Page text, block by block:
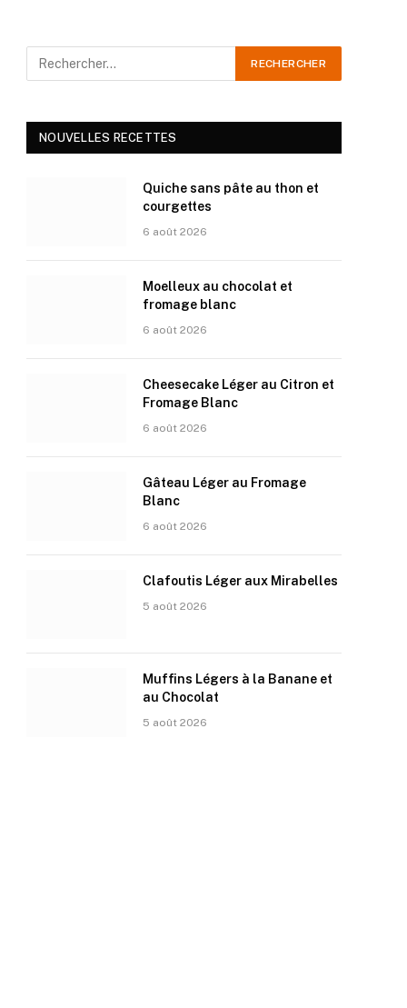
NOUVELLES RECETTES
Quiche sans pâte au thon et
courgettes
6 août 2026
Moelleux au chocolat et
fromage blanc
6 août 2026
Cheesecake Léger au Citron et
Fromage Blanc
6 août 2026
Gâteau Léger au Fromage
Blanc
6 août 2026
Clafoutis Léger aux Mirabelles
5 août 2026
Muffins Légers à la Banane et
au Chocolat
5 août 2026